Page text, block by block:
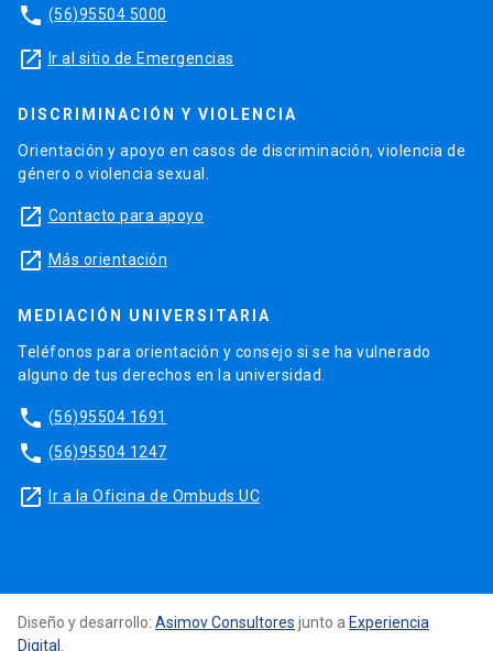
phone (56)95504 5000
launch Ir al sitio de Emergencias
DISCRIMINACIÓN Y VIOLENCIA
Orientación y apoyo en casos de discriminación, violencia de
género o violencia sexual.
launch Contacto para apoyo
launch Más orientación
MEDIACIÓN UNIVERSITARIA
Teléfonos para orientación y consejo si se ha vulnerado
alguno de tus derechos en la universidad.
phone (56)95504 1691
phone (56)95504 1247
launch Ir a la Oficina de Ombuds UC
Diseño y desarrollo: Asimov Consultores junto a Experiencia
Digital